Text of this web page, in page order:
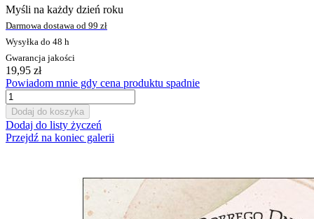
Myśli na każdy dzień roku
Darmowa dostawa od 99 zł
Wysyłka do 48 h
Gwarancja jakości
19,95 zł
Powiadom mnie gdy cena produktu spadnie
Dodaj do koszyka
Dodaj do listy życzeń
Przejdź na koniec galerii